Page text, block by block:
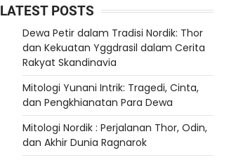
LATEST POSTS
Dewa Petir dalam Tradisi Nordik: Thor
dan Kekuatan Yggdrasil dalam Cerita
Rakyat Skandinavia
Mitologi Yunani Intrik: Tragedi, Cinta,
dan Pengkhianatan Para Dewa
Mitologi Nordik : Perjalanan Thor, Odin,
dan Akhir Dunia Ragnarok